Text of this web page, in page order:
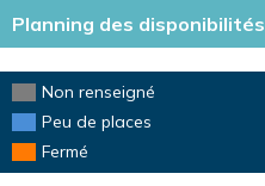
Planning des disponibilités
Non renseigné
Peu de places
Fermé